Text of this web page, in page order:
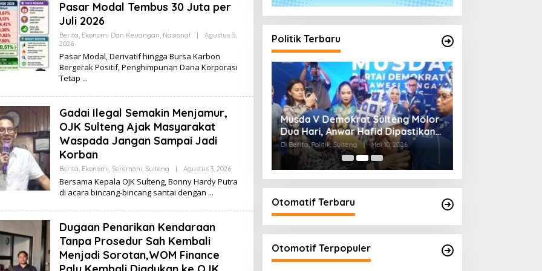
Pasar Modal Tembus 30 Juta per
Juli 2026
Berita, Ekonomi Dan Keuangan, Nasional
Agustus 5,
2026O
E
H
K
K
Pasar Modal, Derivatif hingga Bursa Karbon
Bergerak Positif, Penghimpunan Dana Korporasi
Tetap
Gadai Ilegal Semakin Menjamur,
OJK Sulteng Ajak Masyarakat
Waspada Jangan Sampai Jadi
Korban
Berita, Ekonomi, Seremoni, Sulteng Agustus 3, 2026O
E
I
Bersama Kepala OJK Sulteng, Bonny Hardy Putra
di acara bincang-bincang santai dengan
Dugaan Penarikan Kendaraan
Tanpa Prosedur Sah Kembali
Menjadi Sorotan,WOM Finance
Politik Terbaru
Dinamika Memanas, Enam
Pengurus Inti DPW NasDem
Sulteng Ajukan Mundur, Sekretaris:
Menyatakan
Di Berita, Politik, Sulteng, Viral | Agustus 3, 2026
Musda V Demokrat Sulteng Molor
Dua Hari, Anwar Hafid Dipastikan
Terpilih Secara Aklamasi
Di Berita, Politik, Sulteng | Mei 10, 2026
Otomatif Terbaru
Otomotif Terpopuler